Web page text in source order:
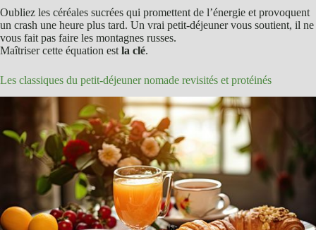
Oubliez les céréales sucrées qui promettent de l’énergie et provoquent
un crash une heure plus tard. Un vrai petit-déjeuner vous soutient, il ne
vous fait pas faire les montagnes russes.
Maîtriser cette équation est la clé.
Les classiques du petit-déjeuner nomade revisités et protéinés